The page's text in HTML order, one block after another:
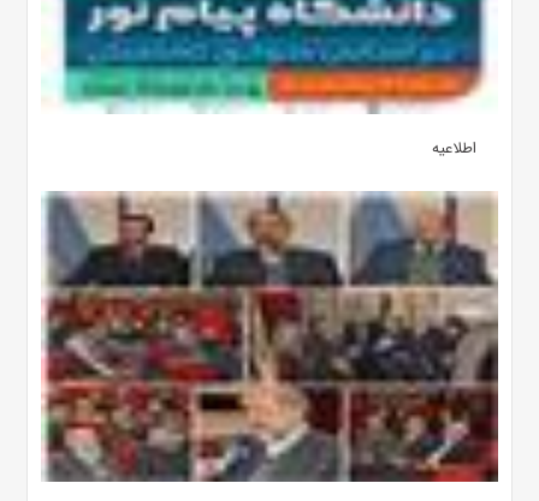
اطلاعیه